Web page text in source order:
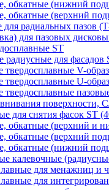
обкатные (нижний
обкатные (верхний
радиальных пазов
для пазовых
ST
для фасадов
V-
U-
поверхности,
для снятия фасок ST
обкатные (верхний и
обкатные (верхний
обкатные (нижний
калевочные
для менажниц и
для